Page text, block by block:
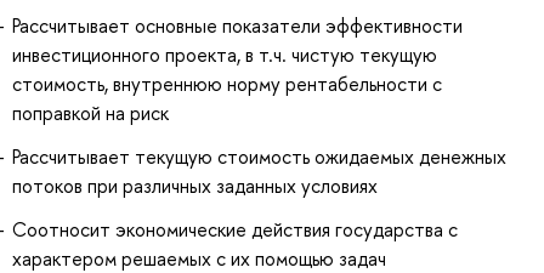
Рассчитывает основные показатели эффективности
инвестиционного проекта, в т.ч. чистую текущую
стоимость, внутреннюю норму рентабельности с
поправкой на риск
Рассчитывает текущую стоимость ожидаемых денежных
потоков при различных заданных условиях
Соотносит экономические действия государства с
характером решаемых с их помощью задач